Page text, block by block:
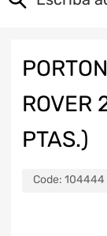
ROVER
PTAS.)
Code: 104444